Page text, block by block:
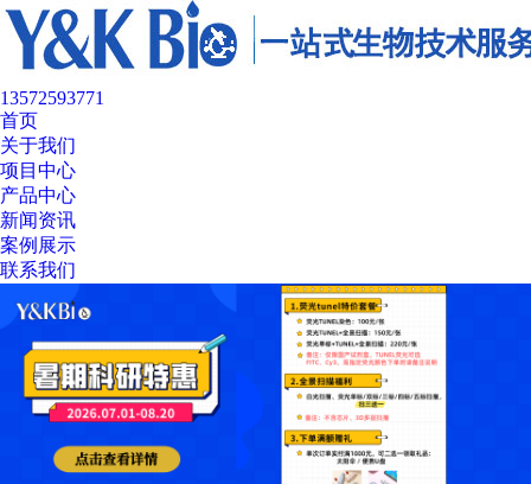
13572593771
首页
关于我们
项目中心
产品中心
新闻资讯
案例展示
联系我们